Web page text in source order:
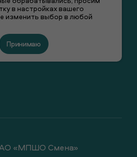
«МПШО Смена»
в настройках вашего
изменить выбор в любой
Принимаю